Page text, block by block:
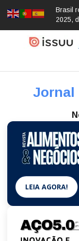
Brasil
2025,
Jornal
LEIA AGORA!